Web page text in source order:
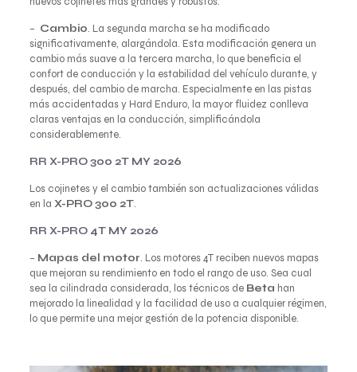
– Cambio. La segunda marcha se ha modificado
significativamente, alargándola. Esta modificación genera un
cambio más suave a la tercera marcha, lo que beneficia el
confort de conducción y la estabilidad del vehículo durante, y
después, del cambio de marcha. Especialmente en las pistas
más accidentadas y Hard Enduro, la mayor fluidez conlleva
claras ventajas en la conducción, simplificándola
considerablemente.
RR X-PRO 300 2T MY 2026
Los cojinetes y el cambio también son actualizaciones válidas
en la X-PRO 300 2T.
RR X-PRO 4T MY 2026
– Mapas del motor. Los motores 4T reciben nuevos mapas
que mejoran su rendimiento en todo el rango de uso. Sea cual
sea la cilindrada considerada, los técnicos de Beta han
mejorado la linealidad y la facilidad de uso a cualquier régimen,
lo que permite una mejor gestión de la potencia disponible.